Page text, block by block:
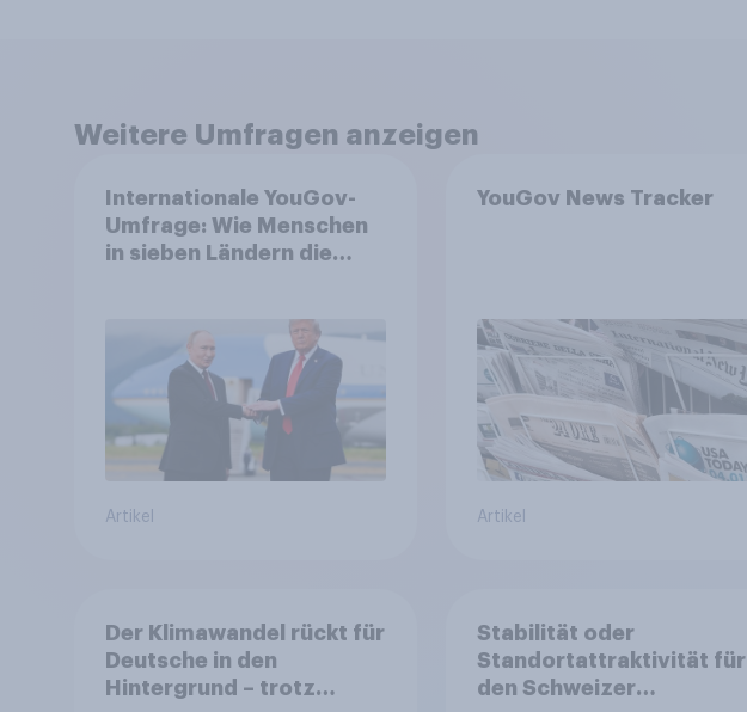
Weitere Umfragen anzeigen
Internationale YouGov-
Umfrage: Wie Menschen
in sieben Ländern die
Bedrohungen und
Bündnisse bewerten
Artikel
YouGov News Tracker
Artikel
Der Klimawandel rückt für
Deutsche in den
Hintergrund – trotz
Stabilität oder
Standortattraktivität für
den Schweizer